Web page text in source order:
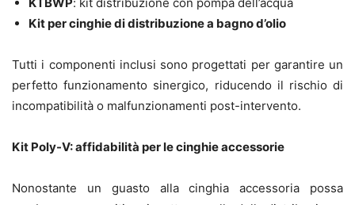
Kit per cinghie di distribuzione a bagno d’olio
Tutti i componenti inclusi sono progettati per garantire un
perfetto funzionamento sinergico, riducendo il rischio di
incompatibilità o malfunzionamenti post-intervento.
Kit Poly-V: affidabilità per le cinghie accessorie
Nonostante un guasto alla cinghia accessoria possa